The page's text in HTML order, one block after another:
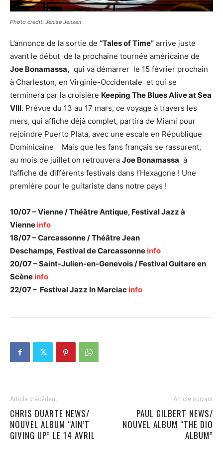
Photo credit: Jenise Jensen
L’annonce de la sortie de “TalesofTime” arrive juste
avant le début de la prochaine tournée américaine de
Joe Bonamassa, qui va démarrer le 15 février prochain
à Charleston, en Virginie-Occidentale et qui se
terminera par la croisière Keeping The Blues Alive at Sea
VIII. Prévue du 13 au 17 mars, ce voyage à travers les
mers, qui affiche déjà complet, partira de Miami pour
rejoindre Puerto Plata, avec une escale en République
Dominicaine Mais que les fans français se rassurent,
au mois de juillet on retrouvera Joe Bonamassa à
l’affiche de différents festivals dans l’Hexagone ! Une
première pour le guitariste dans notre pays !
10/07 – Vienne / Théâtre Antique, Festival Jazz à
Vienne info
18/07 – Carcassonne / Théâtre Jean
Deschamps, Festival de Carcassonne info
20/07 – Saint-Julien-en-Genevois / Festival Guitare en
Scène info
22/07 – Festival Jazz In Marciac info
Article précédent
CHRIS DUARTE NEWS/
NOUVEL ALBUM “AIN’T
GIVING UP” LE 14 AVRIL
Article suivant
PAUL GILBERT NEWS/
NOUVEL ALBUM “THE DIO
ALBUM”